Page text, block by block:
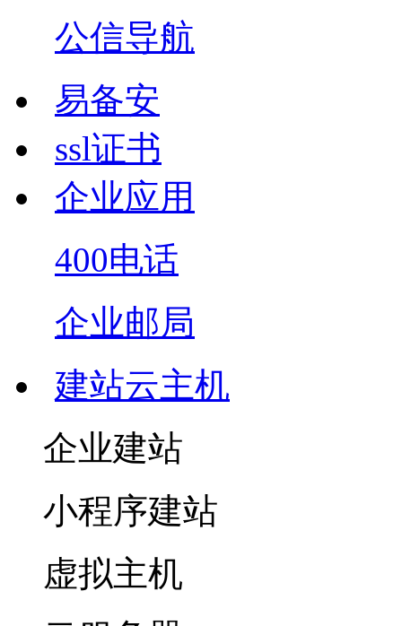
公信导航
易备安
ssl证书
企业应用
400电话
企业邮局
建站云主机
企业建站
小程序建站
虚拟主机